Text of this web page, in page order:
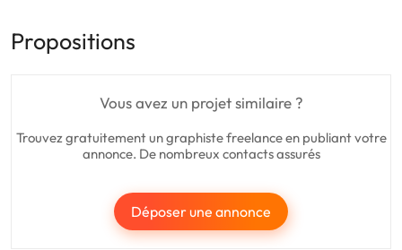
Propositions
Vous avez un projet similaire ?
Trouvez gratuitement un graphiste freelance en publiant votre
annonce. De nombreux contacts assurés
Déposer une annonce